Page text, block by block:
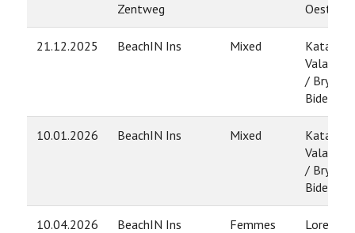
Zentweg
21.12.2025 BeachIN Ins Mixed
Katarina
/ Bryan
10.01.2026 BeachIN Ins Mixed
Katarina
/ Bryan
10.04.2026 BeachIN Ins Femmes
Lorena